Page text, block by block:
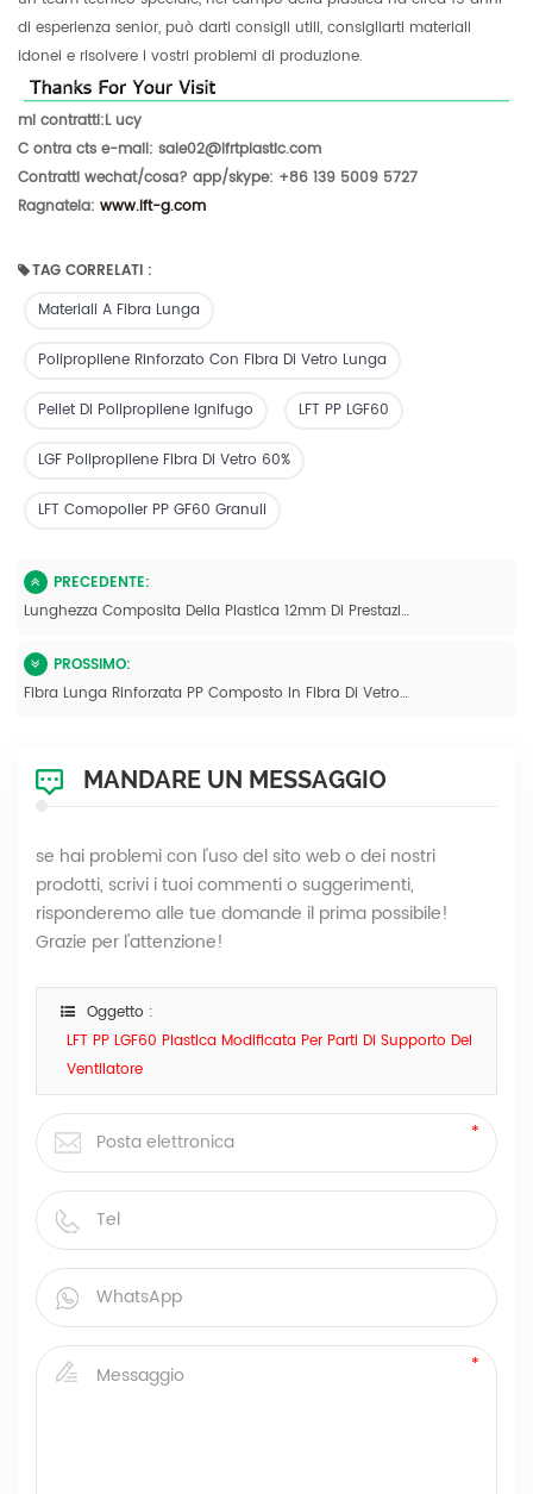
di esperienza senior, può darti consigli utili, consigliarti materiali
idonei e risolvere i vostri problemi di produzione.
mi contratti:Lucy
C ontra cts e-mail: sale02@lfrtplastic.com
Contratti wechat/cosa? app/skype: +86 139 5009 5727
Ragnatela: www.lft-g.com
TAG CORRELATI :
Materiali A Fibra Lunga
Polipropilene Rinforzato Con Fibra Di Vetro Lunga
Pellet Di Polipropilene Ignifugo LFT PP LGF60
LGF Polipropilene Fibra Di Vetro 60%
LFT Comopolier PP GF60 Granuli
PRECEDENTE:
Lunghezza Composita Della Plastica 12mm Di Prestazione Pp LGF 50 Di LFT Per Le Parti Della Lavatrice
PROSSIMO:
Fibra Lunga Rinforzata PP Composto In Fibra Di Vetro In Polipropilene
MANDARE UN MESSAGGIO
se hai problemi con l'uso del sito web o dei nostri
prodotti, scrivi i tuoi commenti o suggerimenti,
risponderemo alle tue domande il prima possibile!
Grazie per l'attenzione!
Oggetto :
LFT PP LGF60 Plastica Modificata Per Parti Di Supporto Del
Ventilatore